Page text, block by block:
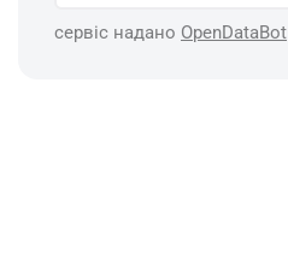
сервіс надано OpenDataBot